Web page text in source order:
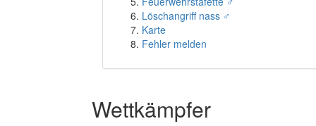
Löschangriff nass ♂
Karte
Fehler melden
Wettkämpfer